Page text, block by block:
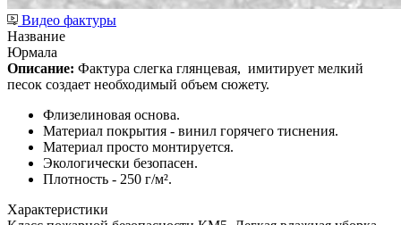
Видео фактуры
Название
Юрмала
Описание: Фактура слегка глянцевая, имитирует мелкий
песок создает необходимый объем сюжету.
Флизелиновая основа.
Материал покрытия - винил горячего тиснения.
Материал просто монтируется.
Экологически безопасен.
Плотность - 250 г/м².
Характеристики